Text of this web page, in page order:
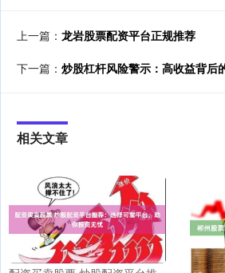
上一篇： 龙岩股票配资平台正规推荐
下一篇： 炒股杠杆风险警示：高收益背后
相关文章